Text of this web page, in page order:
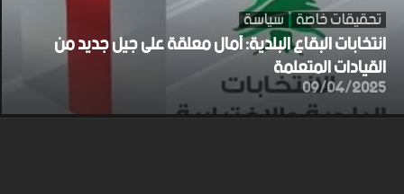
تحقيقات خاصة سياسة
انتخابات البقاع البلدية: آمال معلقة على جيل جديد من
القيادات المتعلمة
09/04/2025